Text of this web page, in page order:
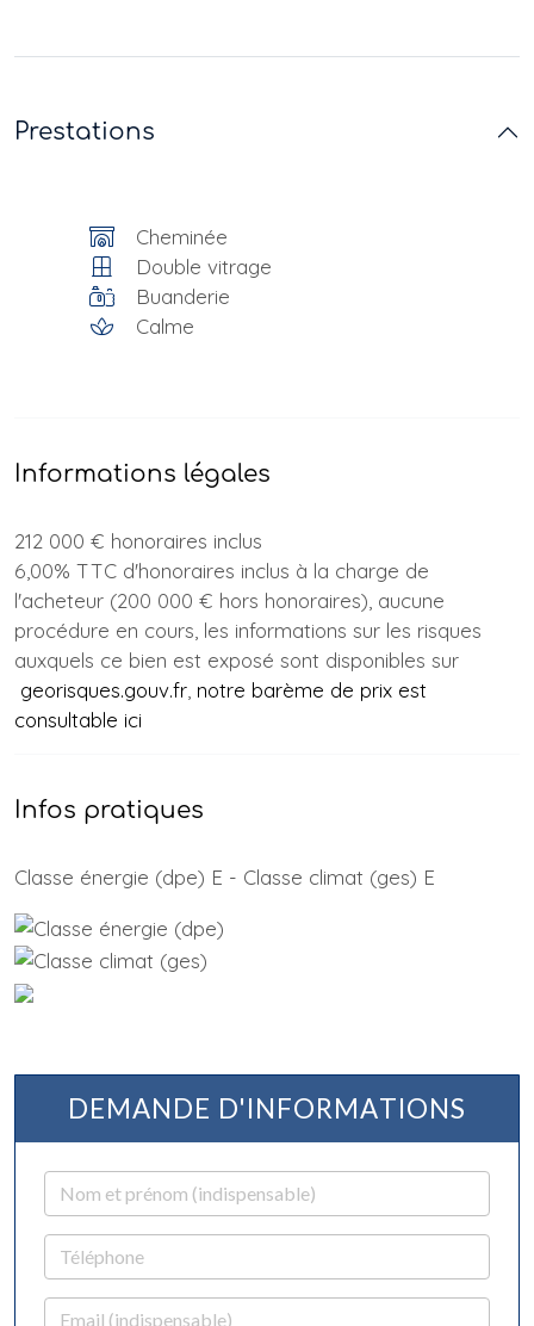
Prestations
Cheminée
Double vitrage
Buanderie
Calme
Informations légales
212 000 € honoraires inclus
6,00% TTC d'honoraires inclus à la charge de
l'acheteur (200 000 € hors honoraires), aucune
procédure en cours, les informations sur les risques
auxquels ce bien est exposé sont disponibles sur
georisques.gouv.fr notre barème de prix est
consultable ici
Infos pratiques
Classe énergie (dpe) E - Classe climat (ges) E
DEMANDE D'INFORMATIONS
Nom et prénom
Téléphone
Email